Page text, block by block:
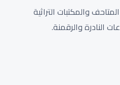
والمكتبات التراثية
النادرة والرقمنة.